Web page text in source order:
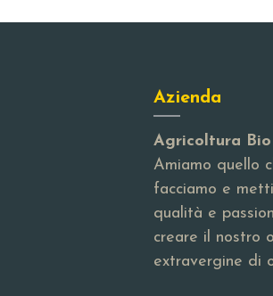
Azienda
Agricoltura Bio
Amiamo quello
facciamo e
qualità e
creare il nostro
extravergine di